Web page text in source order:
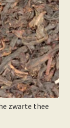
productpagina
zwarte thee